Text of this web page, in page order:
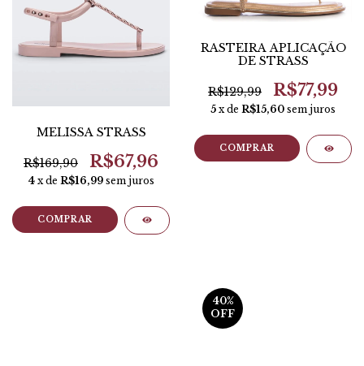
MELISSA STRASS
R$169,90 R$67,96
4 x de R$16,99 sem juros
COMPRAR
RASTEIRA APLICAÇÃO
DE STRASS
R$129,99 R$77,99
5 x de R$15,60 sem juros
COMPRAR
40%
OFF